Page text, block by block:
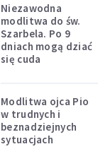
Niezawodna
modlitwa do św.
Szarbela. Po 9
dniach mogą dziać
się cuda
Modlitwa ojca Pio
w trudnych i
beznadziejnych
sytuacjach